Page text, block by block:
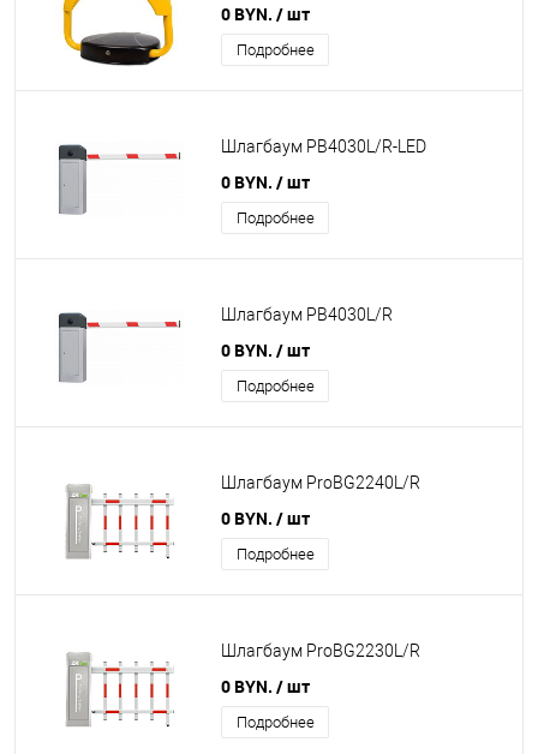
0 BYN. / шт
Подробнее
Шлагбаум PB4030L/R-LED
0 BYN. / шт
Подробнее
Шлагбаум PB4030L/R
0 BYN. / шт
Подробнее
Шлагбаум ProBG2240L/R
0 BYN. / шт
Подробнее
Шлагбаум ProBG2230L/R
0 BYN. / шт
Подробнее